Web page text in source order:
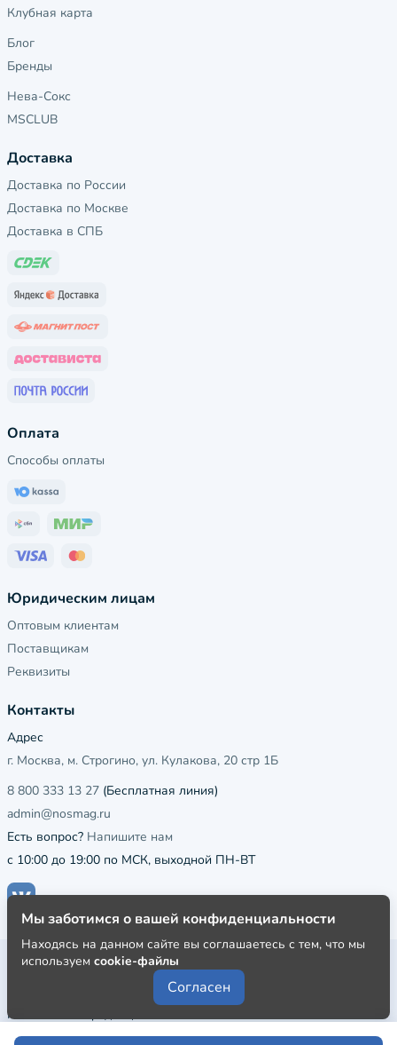
Клубная карта
Блог
Бренды
Нева-Сокс
MSCLUB
Доставка
Доставка по России
Доставка по Москве
Доставка в СПБ
Оплата
Способы оплаты
Юридическим лицам
Оптовым клиентам
Поставщикам
Реквизиты
Контакты
Адрес
г. Москва, м. Строгино, ул. Кулакова, 20 стр 1Б
8 800 333 13 27 (Бесплатная линия)
admin@nosmag.ru
Есть вопрос? Напишите нам
с 10:00 до 19:00 по МСК, выходной ПН-ВТ
Публичная оферта
Пользовательское соглашение
Политика конфиденциальности
Мы заботимся о вашей конфиденциальности
Находясь на данном сайте вы соглашаетесь с тем, что мы
используем cookie-файлы
Согласен